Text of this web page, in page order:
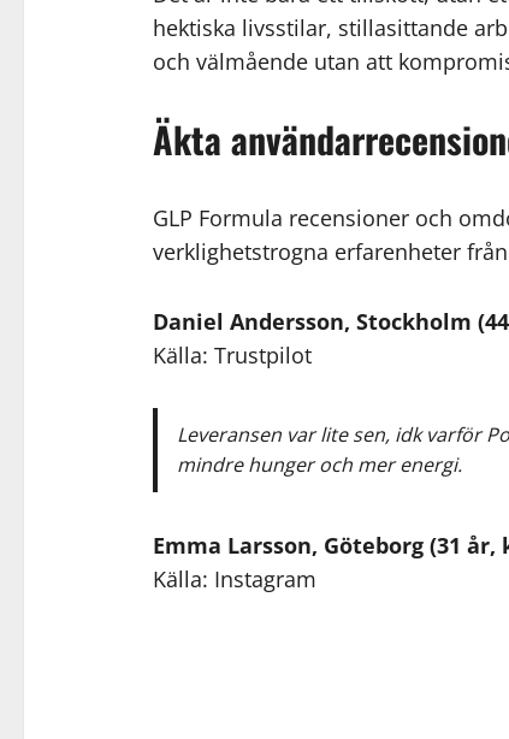
hektiska livsstilar, stillasittande
och välmående utan att
Äkta
GLP Formula recensioner och
verklighetstrogna erfarenheter
Daniel Andersson, Stockholm
Källa: Trustpilot
Leveransen var lite sen, idk varför
mindre hunger och mer energi.
Emma Larsson, Göteborg (31 år,
Källa: Instagram